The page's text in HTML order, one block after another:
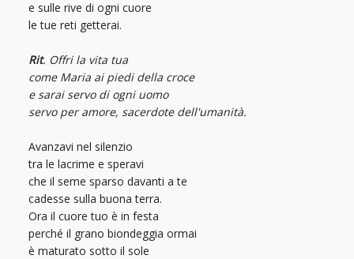
e sulle rive di ogni cuore
le tue reti getterai.
Rit. Offri la vita tua
come Maria ai piedi della croce
e sarai servo di ogni uomo
servo per amore, sacerdote dell'umanità.
Avanzavi nel silenzio
tra le lacrime e speravi
che il seme sparso davanti a te
cadesse sulla buona terra.
Ora il cuore tuo è in festa
perché il grano biondeggia ormai
è maturato sotto il sole